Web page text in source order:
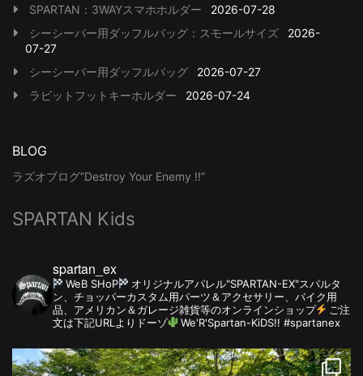
SPARTAN：3WAYスマホホルダー
2026-07-28
シーシーバー用ダッフルバッグ：スモールサイズ
2026-
07-27
シーシーバー用ダッフルバッグ
2026-07-27
ラビットフットキーホルダー
2026-07-24
BLOG
ラズオブログ”Destroy Your Enemy !!”
SPARTAN Kids
spartan_ex
WeB SHoP
オリジナルアパレル"SPARTAN-EX"スパルタ
ン、チョッパーカスタム用パーツ＆アクセサリー、バイク用
品、アメリカン＆ガレージ雑貨等のオンラインショップ
ご注
文は下記URLよりドーゾ
We'R'Spartan-KiDS!! #spartanex